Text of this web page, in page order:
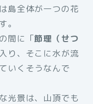
島全体が一つの花
。
間に「節理（せつ
り、そこに水が流
いくそうなんで
光景は、山頂でも